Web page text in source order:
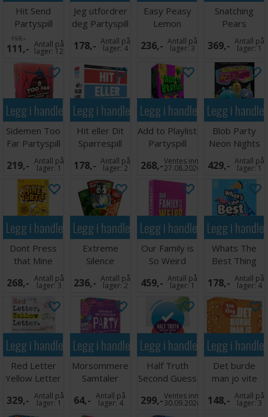
Hit Send
Partyspill
158,-
111,- Antall på
lager: 12
Jeg utfordrer
deg Partyspill
178,- Antall på
lager:4
Easy Peasy
Lemon
Squeaky
Partyspill
236,- Antall på
lager:3
Snatching
Pears
Partyspill
369,- Antall på
lager:1
Legg i handlekurven
Sidemen Too
Far Partyspill
219,- Antall på
lager:1
Legg i handlekurven
Hit eller Dit
Spørrespill
178,- Antall på
lager:2
Legg i handlekurven
Add to Playlist
Partyspill
268,-Ventes inn
27.08.2026
Legg i
Blob Party
Neon Nights
Partyspill
429,- Antall på
lager:1
Legg i handlekurven
Dont Press
that Mine
Turtle
Brettspill
268,- Antall på
lager:3
Legg i handlekurven
Extreme
Silence
Partyspill
236,- Antall på
lager:2
Legg i handlekurven
Our Family is
So Weird
Partyspill
459,- Antall på
lager:1
Legg i
Whats The
Best Thing
Partyspill
178,- Antall på
lager:4
Legg i handlekurven
Red Letter
Yellow Letter
Partyspill
329,- Antall på
lager:1
Legg i handlekurven
Morsommere
Samtaler
Party
64,- Antall på
lager:4
Legg i handlekurven
Half Truth
Second Guess
Brettspill
299,-Ventes inn
30.09.2026
Legg i
Det burde
man jo vite
Tre ting
148,- Antall på
lager:3